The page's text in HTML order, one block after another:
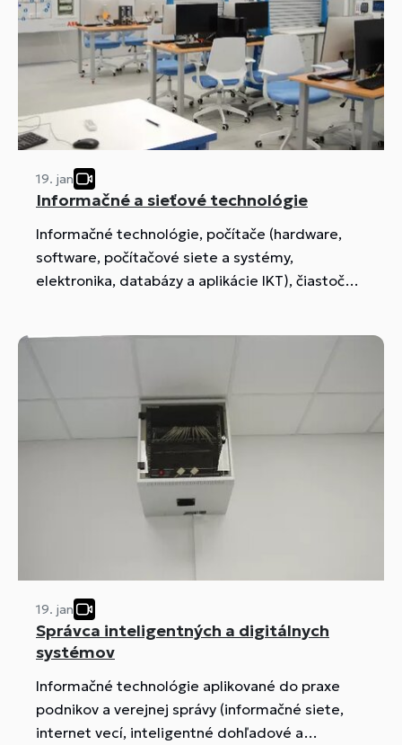
19. jan
Informačné a sieťové technológie
Informačné technológie, počítače (hardware,
software, počítačové siete a systémy,
elektronika, databázy a aplikácie IKT), čiastočne
19. jan
Správca inteligentných a digitálnych
systémov
Informačné technológie aplikované do praxe
podnikov a verejnej správy (informačné siete,
internet vecí, inteligentné dohľadové a